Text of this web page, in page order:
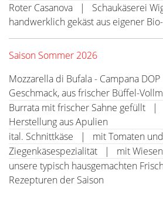
Roter Casanova | Schaukäserei
handwerklich gekäst aus eigener
Saison Sommer 2026
Mozzarella di Bufala - Campana
Geschmack, aus frischer Büffel-
Burrata mit frischer Sahne gefüllt
Herstellung aus Apulien
ital. Schnittkäse | mit Tomaten
Ziegenkäsespezialität | mit
unsere typisch hausgemachten
Rezepturen der Saison